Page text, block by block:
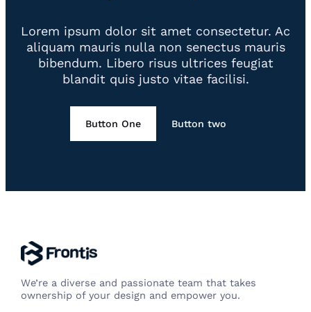
Lorem ipsum dolor sit amet consectetur. Ac
aliquam mauris nulla non senectus mauris
bibendum. Libero risus ultrices feugiat
blandit quis justo vitae facilisi.
Button One Button two
We’re a diverse and passionate team that takes
ownership of your design and empower you.